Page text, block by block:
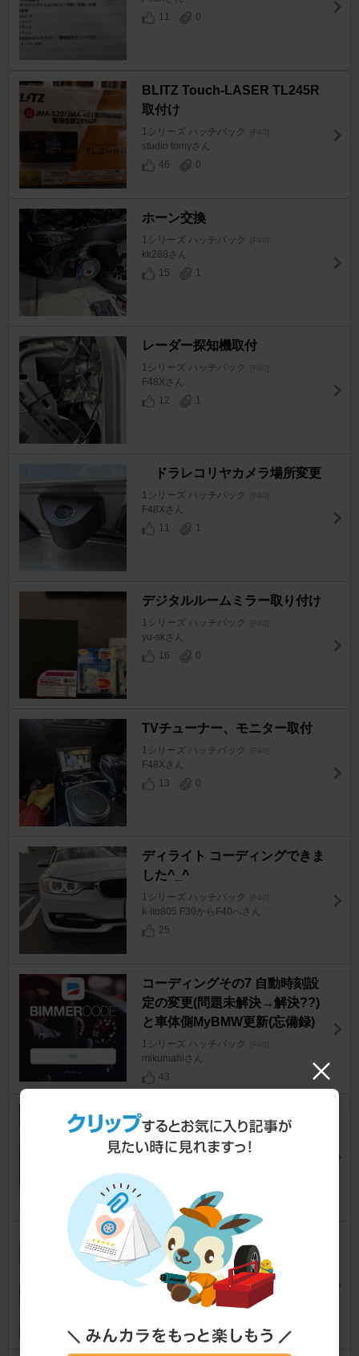
11
0
BLITZ Touch-LASER TL245R
取付け
1シリーズ ハッチバック [F40]
studio tomyさん
46
0
ホーン交換
1シリーズ ハッチバック [F40]
kk288さん
15
1
レーダー探知機取付
1シリーズ ハッチバック [F40]
F48Xさん
12
1
ドラレコリヤカメラ場所変更
1シリーズ ハッチバック [F40]
F48Xさん
11
1
デジタルルームミラー取り付け
1シリーズ ハッチバック [F40]
yu-skさん
16
0
TVチューナー、モニター取付
1シリーズ ハッチバック [F40]
F48Xさん
13
0
ディライト コーディングできま
した^_^
1シリーズ ハッチバック [F40]
k-ito805 F30からF40へさん
25
コーディングその7 自動時刻設
定の変更(問題未解決→解決??)
と車体側MyBMW更新(忘備録)
1シリーズ ハッチバック [F40]
mikumahiさん
43
純水機械式洗車@57,581km
1シリーズ ハッチバック [F40]
びいすけさん
初めての洗車+ゼロプレミアム
1シリーズ ハッチバック [F40]
harhu33さん